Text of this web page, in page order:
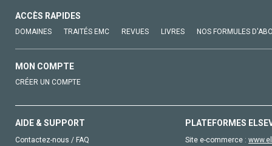
ACCÈS RAPIDES
DOMAINES TRAITÉS EMC REVUES LIVRES NOS FORMULES
MON COMPTE
CRÉER UN COMPTE
AIDE & SUPPORT
Contactez-nous / FAQ
PLATEFORMES
Site e-commerce :